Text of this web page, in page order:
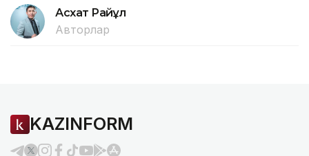
Асхат Райқұл
Авторлар
KAZINFORM